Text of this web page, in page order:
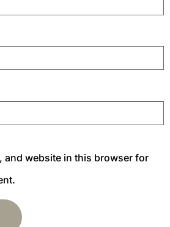
and website in this browser for